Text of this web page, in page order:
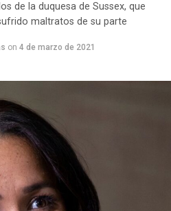
de la duquesa de Sussex, que
maltratos de su parte
on 4 de marzo de 2021